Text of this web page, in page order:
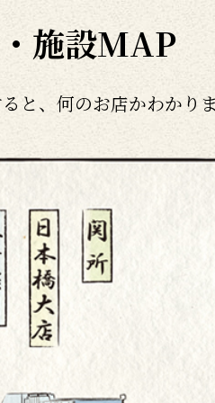
施設MAP
と、何のお店かわかり